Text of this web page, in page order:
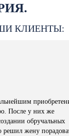
КЛИЕНТЫ:
После у них же
обручальных
решил жену